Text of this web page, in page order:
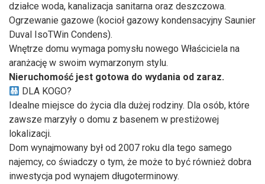
działce woda, kanalizacja sanitarna oraz deszczowa.
Ogrzewanie gazowe (kocioł gazowy kondensacyjny Saunier
Duval IsoTWin Condens).
Wnętrze domu wymaga pomysłu nowego Właściciela na
aranżację w swoim wymarzonym stylu.
Nieruchomość jest gotowa do wydania od zaraz.
DLA KOGO?
Idealne miejsce do życia dla dużej rodziny. Dla osób, które
zawsze marzyły o domu z basenem w prestiżowej
lokalizacji.
Dom wynajmowany był od 2007 roku dla tego samego
najemcy, co świadczy o tym, że może to być również dobra
inwestycja pod wynajem długoterminowy.